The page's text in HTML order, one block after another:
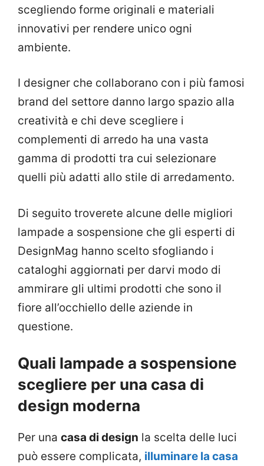
scegliendo forme originali e materiali
innovativi per rendere unico ogni
ambiente.
I designer che collaborano con i più famosi
brand del settore danno largo spazio alla
creatività e chi deve scegliere i
complementi di arredo ha una vasta
gamma di prodotti tra cui selezionare
quelli più adatti allo stile di arredamento.
Di seguito troverete alcune delle migliori
lampade a sospensione che gli esperti di
DesignMag hanno scelto sfogliando i
cataloghi aggiornati per darvi modo di
ammirare gli ultimi prodotti che sono il
fiore all’occhiello delle aziende in
questione.
Quali lampade a sospensione
scegliere per una casa di
design moderna
Per una casa di design la scelta delle luci
può essere complicata, illuminare la casa